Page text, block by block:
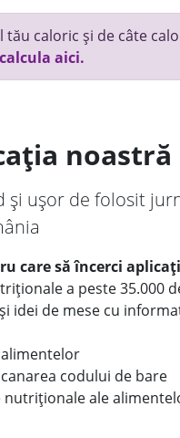
tău caloric și de câte
aici.
și ușor de folosit
care să încerci
a peste 35.000
idei de mese cu
codului de bare
ale